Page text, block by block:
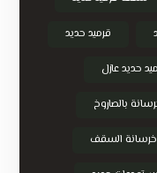
قرميد حديد
حديد عازل
بالصاروخ
السقف